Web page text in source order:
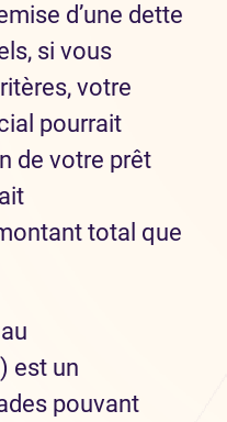
d’une dette
si vous
votre
pourrait
de votre prêt
total que
est un
pouvant